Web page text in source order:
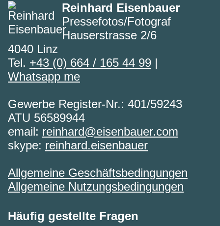
Reinhard Eisenbauer
Pressefotos/Fotograf
Hauserstrasse 2/6
4040 Linz
Tel. +43 (0) 664 / 165 44 99 |
Whatsapp me
Gewerbe Register-Nr.: 401/59243
ATU 56589944
email: reinhard@eisenbauer.com
skype: reinhard.eisenbauer
Allgemeine Geschäftsbedingungen
Allgemeine Nutzungsbedingungen
Häufig gestellte Fragen